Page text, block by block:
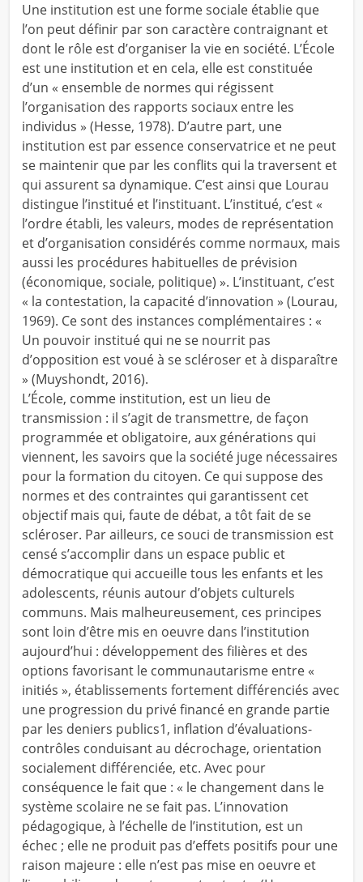
Une institution est une forme sociale établie que
l’on peut définir par son caractère contraignant et
dont le rôle est d’organiser la vie en société. L’École
est une institution et en cela, elle est constituée
d’un « ensemble de normes qui régissent
l’organisation des rapports sociaux entre les
individus » (Hesse, 1978). D’autre part, une
institution est par essence conservatrice et ne peut
se maintenir que par les conflits qui la traversent et
qui assurent sa dynamique. C’est ainsi que Lourau
distingue l’institué et l’instituant. L’institué, c’est «
l’ordre établi, les valeurs, modes de représentation
et d’organisation considérés comme normaux, mais
aussi les procédures habituelles de prévision
(économique, sociale, politique) ». L’instituant, c’est
« la contestation, la capacité d’innovation » (Lourau,
1969). Ce sont des instances complémentaires : «
Un pouvoir institué qui ne se nourrit pas
d’opposition est voué à se scléroser et à disparaître
» (Muyshondt, 2016).
L’École, comme institution, est un lieu de
transmission : il s’agit de transmettre, de façon
programmée et obligatoire, aux générations qui
viennent, les savoirs que la société juge nécessaires
pour la formation du citoyen. Ce qui suppose des
normes et des contraintes qui garantissent cet
objectif mais qui, faute de débat, a tôt fait de se
scléroser. Par ailleurs, ce souci de transmission est
censé s’accomplir dans un espace public et
démocratique qui accueille tous les enfants et les
adolescents, réunis autour d’objets culturels
communs. Mais malheureusement, ces principes
sont loin d’être mis en oeuvre dans l’institution
aujourd’hui : développement des filières et des
options favorisant le communautarisme entre «
initiés », établissements fortement différenciés avec
une progression du privé financé en grande partie
par les deniers publics1, inflation d’évaluations-
contrôles conduisant au décrochage, orientation
socialement différenciée, etc. Avec pour
conséquence le fait que : « le changement dans le
système scolaire ne se fait pas. L’innovation
pédagogique, à l’échelle de l’institution, est un
échec ; elle ne produit pas d’effets positifs pour une
raison majeure : elle n’est pas mise en oeuvre et